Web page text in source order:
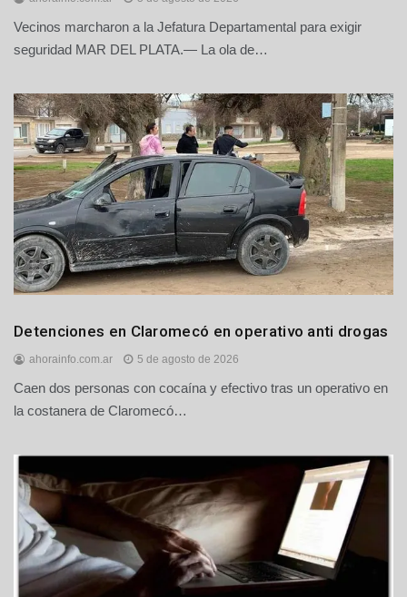
Vecinos marcharon a la Jefatura Departamental para exigir
seguridad MAR DEL PLATA.— La ola de…
Policiales
Regionales
Detenciones en Claromecó en operativo anti drogas
ahorainfo.com.ar 5 de agosto de 2026
Caen dos personas con cocaína y efectivo tras un operativo en
la costanera de Claromecó…